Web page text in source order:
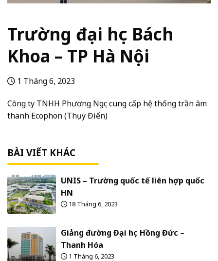
BÀI VIẾT KHÁC
UNIS – Trường quốc tế liên hợp quốc
HN
18 Tháng 6, 2023
Giảng đường Đại học Hồng Đức –
Thanh Hóa
1 Tháng 6, 2023
Trường đại học Bách
Khoa – TP Hà Nội
1 Tháng 6, 2023
Công ty TNHH Phương Ngọc cung cấp hệ thống trần âm
thanh Ecophon (Thụy Điển)